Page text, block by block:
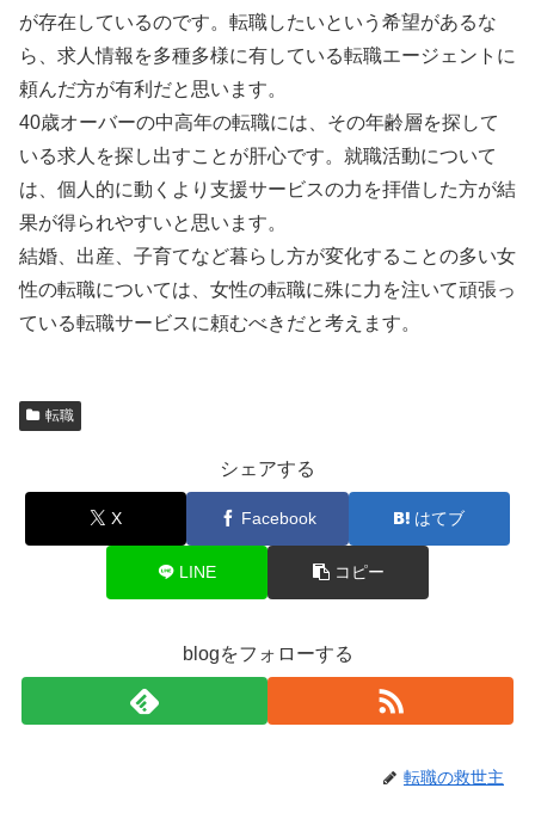
が存在しているのです。転職したいという希望があるな
ら、求人情報を多種多様に有している転職エージェントに
頼んだ方が有利だと思います。
40歳オーバーの中高年の転職には、その年齢層を探して
いる求人を探し出すことが肝心です。就職活動について
は、個人的に動くより支援サービスの力を拝借した方が結
果が得られやすいと思います。
結婚、出産、子育てなど暮らし方が変化することの多い女
性の転職については、女性の転職に殊に力を注いて頑張っ
ている転職サービスに頼むべきだと考えます。
転職
シェアする
X Facebook はてブ
LINE コピー
blogをフォローする
転職の救世主